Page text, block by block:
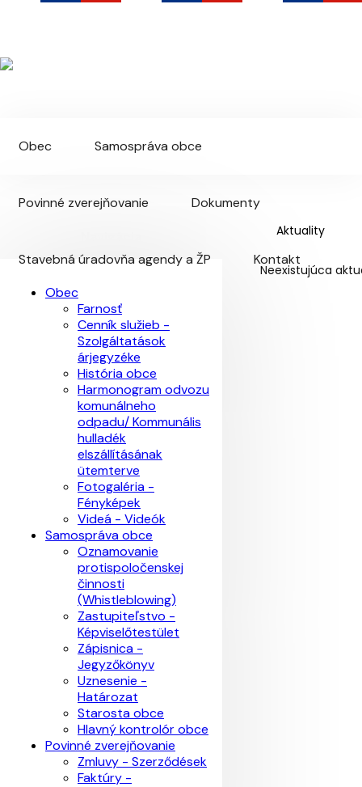
Obec Samospráva obce
Povinné zverejňovanie Dokumenty
Stavebná úradovňa agendy a ŽP Kontakt
Aktuality
Neexistujúca
Obec
Farnosť
Cenník služieb -
Szolgáltatások
árjegyzéke
História obce
Harmonogram odvozu
komunálneho
odpadu/ Kommunális
hulladék
elszállításának
ütemterve
Fotogaléria -
Fényképek
Videá - Videók
Samospráva obce
Oznamovanie
protispoločenskej
činnosti
(Whistleblowing)
Zastupiteľstvo -
Képviselőtestület
Zápisnica -
Jegyzőkönyv
Uznesenie -
Határozat
Starosta obce
Hlavný kontrolór obce
Povinné zverejňovanie
Zmluvy - Szerződések
Faktúry -